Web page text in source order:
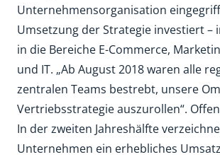
Unternehmensorganisation
Umsetzung der Strategie investiert –
in die Bereiche E-Commerce,
und IT. „Ab August 2018 waren alle
zentralen Teams bestrebt, unsere
Vertriebsstrategie auszurollen“.
In der zweiten Jahreshälfte
Unternehmen ein erhebliches